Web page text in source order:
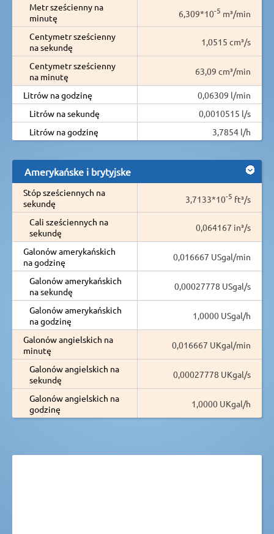
Metr sześcienny na
minutę
6,309*10-5 m³/min
Centymetr sześcienny
na sekundę
1,0515 cm³/s
Centymetr sześcienny
na minutę
63,09 cm³/min
Litrów na godzinę
0,06309 l/min
Litrów na sekundę
0,0010515 l/s
Litrów na godzinę
3,7854 l/h
Amerykańske i brytyjske
Stóp sześciennych na
sekundę
3,7133*10-5 ft³/s
Cali sześciennych na
sekundę
0,064167 in³/s
Galonów amerykańskich
na godzinę
0,016667 USgal/min
Galonów amerykańskich
na sekundę
0,00027778 USgal/s
Galonów amerykańskich
na godzinę
1,0000 USgal/h
Galonów angielskich na
minutę
0,016667 UKgal/min
Galonów angielskich na
sekundę
0,00027778 UKgal/s
Galonów angielskich na
godzinę
1,0000 UKgal/h